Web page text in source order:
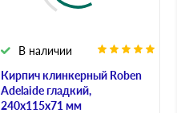
Кирпич клинкерный Roben
Adelaide гладкий,
240х115х71 мм
В наличии